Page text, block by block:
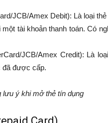
JCB/Amex Debit): Là loại
tài khoản thanh toán. Có
JCB/Amex Credit): Là
đã được cấp.
lưu ý khi mở thẻ tín dụng